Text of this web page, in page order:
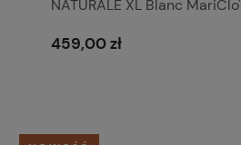
NATURALE XL Blanc MariClo'
459,00 zł